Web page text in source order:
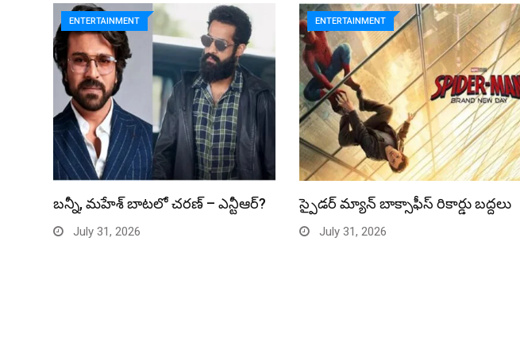
ENTERTAINMENT
బన్నీ, మహేశ్ బాటలో చరణ్ – ఎన్టీఆర్?
July 31, 2026
ENTERTAINMENT
స్పైడర్ మ్యాన్ బాక్సాఫీస్ రికార్డు బద్దలు
July 31, 2026